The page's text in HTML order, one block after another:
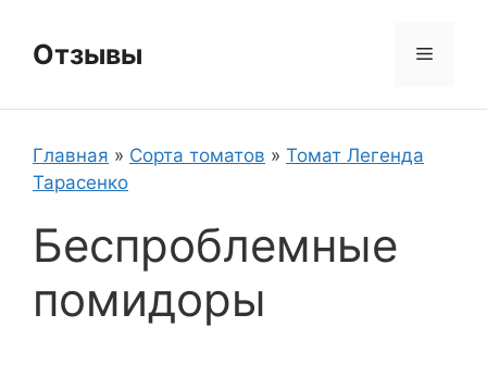
содержимому
Отзывы Меню
Главная » Сорта томатов » Томат Легенда
Тарасенко
Беспроблемные
помидоры